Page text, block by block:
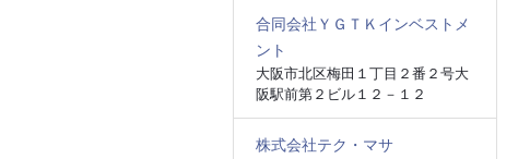
合同会社ＹＧＴＫインベストメ
ント
大阪市北区梅田１丁目２番２号大
阪駅前第２ビル１２－１２
株式会社テク・マサ